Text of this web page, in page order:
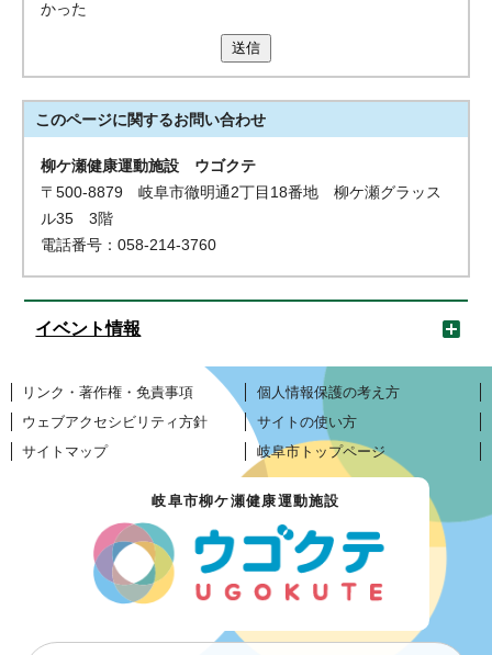
かった
送信
このページに関するお問い合わせ
柳ケ瀬健康運動施設 ウゴクテ
〒500-8879 岐阜市徹明通2丁目18番地 柳ケ瀬グラッス
ル35 3階
電話番号：058-214-3760
イベント情報
リンク・著作権・免責事項
個人情報保護の考え方
ウェブアクセシビリティ方針
サイトの使い方
サイトマップ
岐阜市トップページ
岐阜市柳ケ瀬健康運動施設